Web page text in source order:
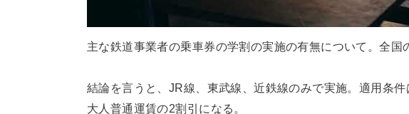
主な鉄道事業者の乗車券の学割の実施の有無について。全国
結論を言うと、JR線、東武線、近鉄線のみで実施。適用条
大人普通運賃の2割引になる。